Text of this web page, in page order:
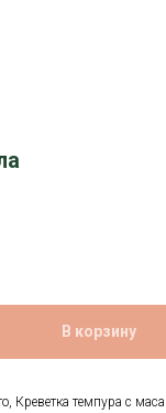
В корзину
Креветка темпура с